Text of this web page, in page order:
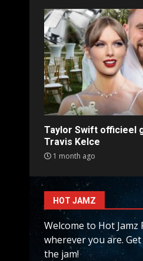
Taylor Swift officieel
Travis Kelce
1 month ago
HOT JAMZ
Welcome to Hot Jamz
wherever you are.
the jam!